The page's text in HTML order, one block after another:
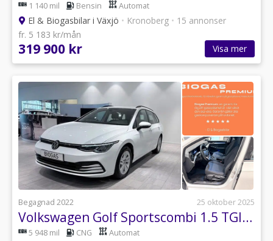
1 140 mil Bensin Automat
El & Biogasbilar i Växjö • Kronoberg • 15 annonser
fr. 5 183 kr/mån
319 900 kr Visa mer
Begagnad 2022 25 oktober 2025
Volkswagen Golf Sportscombi 1.5 TGI Base BIOGAS
5 948 mil CNG Automat